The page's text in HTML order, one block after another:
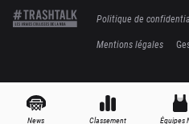
News Classement Équipes
Politique de
Mentions légales